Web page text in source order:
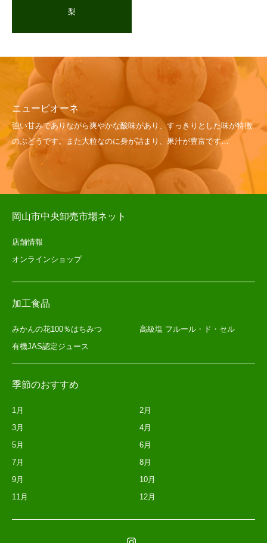
梨
ニューピオーネ
岡山市中央卸売市場ネット
店舗情報
オンラインショップ
加工食品
みかんの花100％はちみつ
高級塩 フルール・ド・セル
有機JAS認定ジュース
季節のおすすめ
1月
2月
3月
4月
5月
6月
7月
8月
9月
10月
11月
12月